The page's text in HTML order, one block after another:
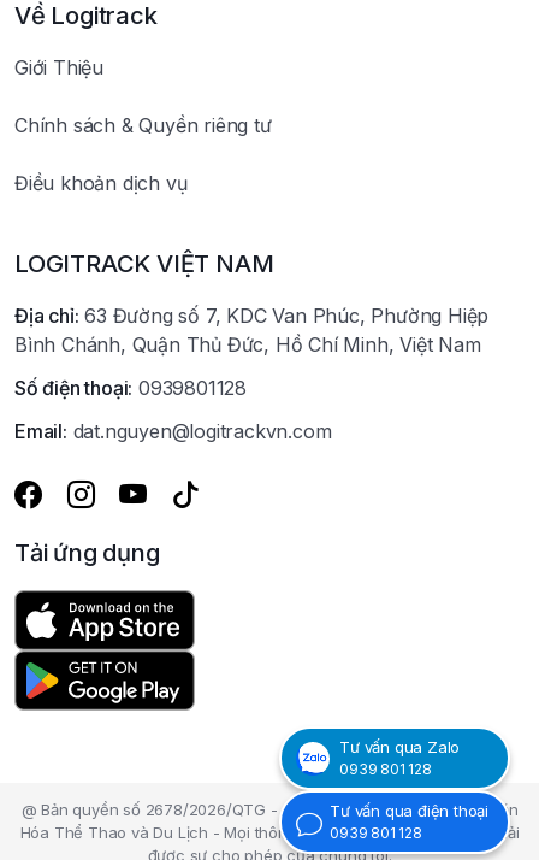
Về Logitrack
Giới Thiệu
Chính sách & Quyền riêng tư
Điều khoản dịch vụ
LOGITRACK VIỆT NAM
Địa chỉ: 63 Đường số 7, KDC Van Phúc, Phường Hiệp
Bình Chánh, Quận Thủ Đức, Hồ Chí Minh, Việt Nam
Số điện thoại: 0939801128
Email: dat.nguyen@logitrackvn.com
Tải ứng dụng
@ Bản quyền số 2678/2026/QTG - Cục Bản Quyền tác giả - Bộ Văn
Hóa Thể Thao và Du Lịch - Mọi thông tin nội dung trên Website phải
được sự cho phép của chúng tôi.
Tư vấn qua Zalo
0939 801 128
Tư vấn qua điện thoại
0939 801 128